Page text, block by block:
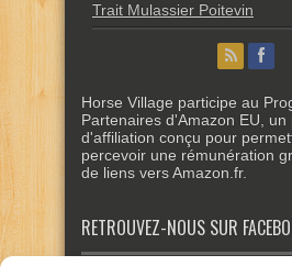
Trait Mulassier Poitevin
Horse Village participe au
Partenaires d'Amazon EU, un
d'affiliation conçu pour
percevoir une rémunération
de liens vers Amazon.fr.
RETROUVEZ-NOUS SUR